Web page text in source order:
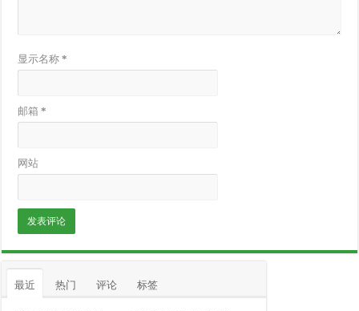
显示名称*
邮箱*
网站
最近 热门 评论 标签